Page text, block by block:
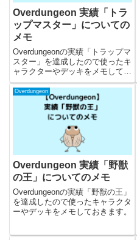
Overdungeon 実績「トラ
ップマスター」についての
メモ
Overdungeonの実績「トラップマ
スター」を達成したので使ったキ
ャラクターやデッキをメモしてお
きます。
Overdungeon
Overdungeon 実績「野獣
の王」についてのメモ
Overdungeonの実績「野獣の王」
を達成したので使ったキャラクタ
ーやデッキをメモしておきます。